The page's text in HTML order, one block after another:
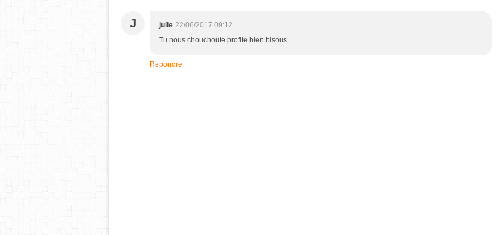
J julie 22/06/2017 09:12
Tu nous chouchoute profite bien bisous
Répondre